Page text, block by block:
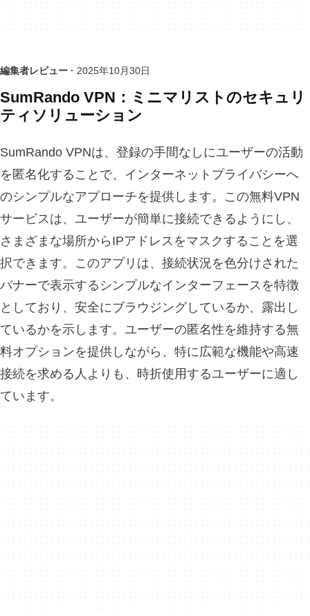
編集者レビュー · 2025年10月30日
SumRando VPN：ミニマリストのセキュリ
ティソリューション
SumRando VPNは、登録の手間なしにユーザーの活動
を匿名化することで、インターネットプライバシーへ
のシンプルなアプローチを提供します。この無料VPN
サービスは、ユーザーが簡単に接続できるようにし、
さまざまな場所からIPアドレスをマスクすることを選
択できます。このアプリは、接続状況を色分けされた
バナーで表示するシンプルなインターフェースを特徴
としており、安全にブラウジングしているか、露出し
ているかを示します。ユーザーの匿名性を維持する無
料オプションを提供しながら、特に広範な機能や高速
接続を求める人よりも、時折使用するユーザーに適し
ています。